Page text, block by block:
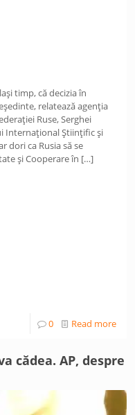
timp, că decizia în
relatează agenția
Ruse, Serghei
Internațional Științific și
dori ca Rusia să se
și Cooperare în […]
0 Read more
cădea. AP, despre